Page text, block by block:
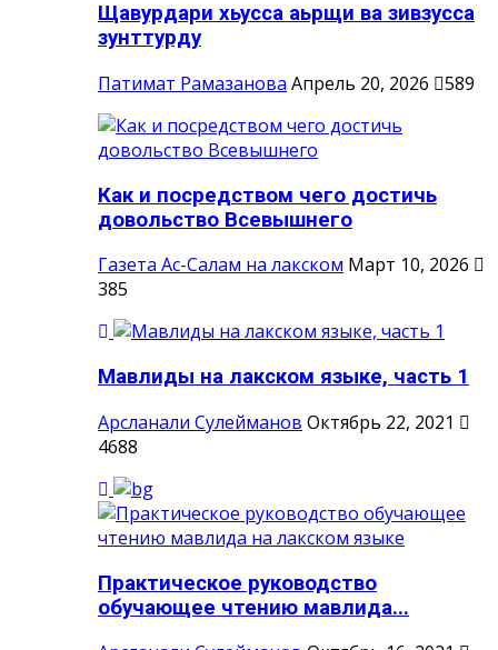
Щавурдари хьусса аьрщи ва зивзусса
зунттурду
Патимат Рамазанова Апрель 20, 2026 589
Как и посредством чего достичь
довольство Всевышнего
Газета Ас-Салам на лакском Март 10, 2026
385
Мавлиды на лакском языке, часть 1
Арсланали Сулейманов Октябрь 22, 2021
4688
Практическое руководство
обучающее чтению мавлида...